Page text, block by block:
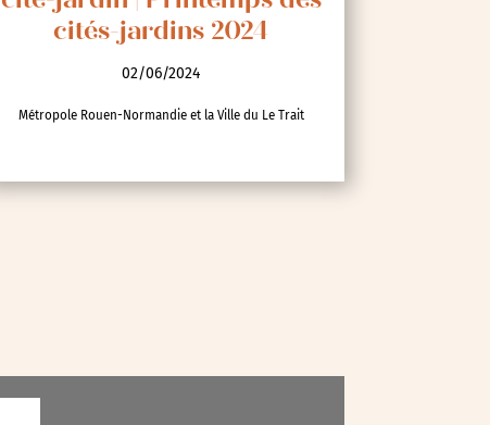
cités-jardins 2024
02/06/2024
Métropole Rouen-Normandie et la Ville du Le Trait